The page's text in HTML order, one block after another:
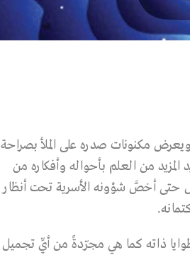
مكنونات صدره على الملأ بصراحة
من العلم بأحواله وأفكاره من
حتى أخصَّ شؤونه الأسرية تحت أنظار
ذاته كما هي مجرّدةً من أيِّ تجميل